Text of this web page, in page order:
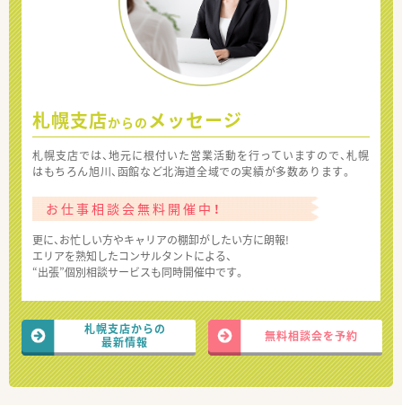
札幌支店からの メッセージ
札幌支店では、地元に根付いた営業活動を行っていますので、札幌
はもちろん旭川、函館など北海道全域での実績が多数あります。
お仕事相談会無料開催中！
更に、お忙しい方やキャリアの棚卸がしたい方に朗報!
エリアを熟知したコンサルタントによる、
“出張”個別相談サービスも同時開催中です。
札幌支店からの
最新情報
無料相談会を予約